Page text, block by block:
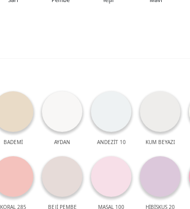
BADEMİ AYDAN ANDEZİT 10 KUM BEYAZI
KORAL 285 BEJİ PEMBE MASAL 100 HİBİSKUS 20